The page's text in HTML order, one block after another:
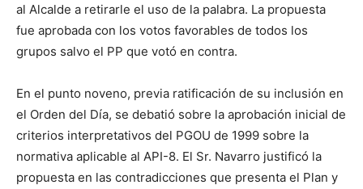
al Alcalde a retirarle el uso de la palabra. La propuesta
fue aprobada con los votos favorables de todos los
grupos salvo el PP que votó en contra.
En el punto noveno, previa ratificación de su inclusión en
el Orden del Día, se debatió sobre la aprobación inicial de
criterios interpretativos del PGOU de 1999 sobre la
normativa aplicable al API-8. El Sr. Navarro justificó la
propuesta en las contradicciones que presenta el Plan y